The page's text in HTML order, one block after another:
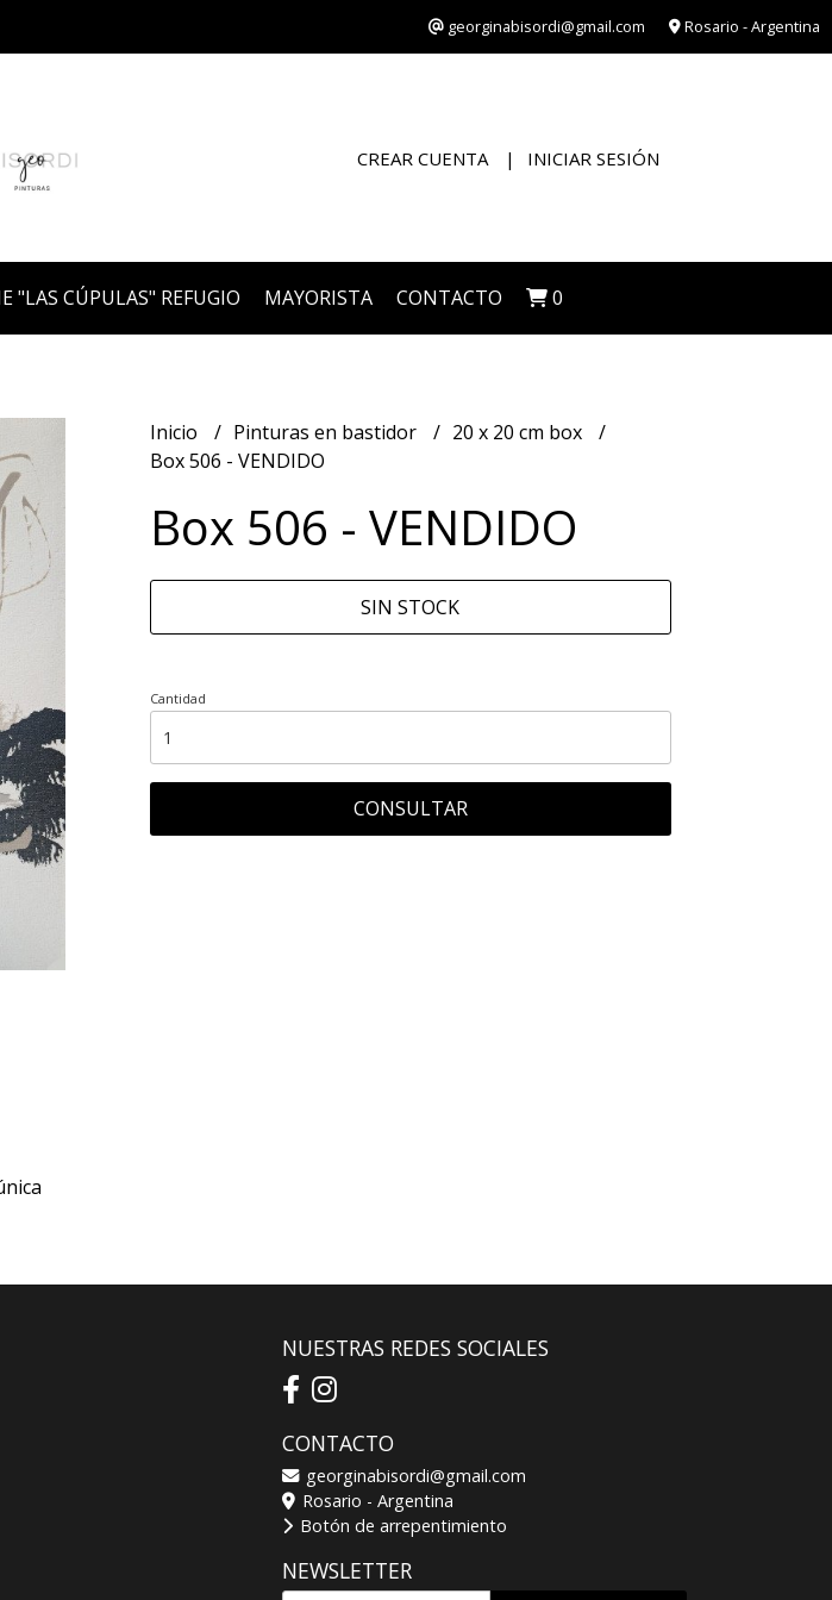
georginabisordi@gmail.com Rosario - Argentina
CREAR CUENTA INICIAR SESIÓN
"LAS CÚPULAS" REFUGIO MAYORISTA CONTACTO 0
Inicio Pinturas en bastidor
20 x 20 cm box
Box 506 - VENDIDO
Box 506 - VENDIDO
SIN STOCK
Cantidad
CONSULTAR
NUESTRAS REDES SOCIALES
CONTACTO
georginabisordi@gmail.com
Rosario - Argentina
Botón de arrepentimiento
NEWSLETTER